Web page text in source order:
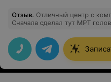
Отзыв. Отличный центр с
Сначала сделал тут МРТ
высшей категории — не
текст описания, а сама
со снимками, разложила
назначила адекватную
лекарств.